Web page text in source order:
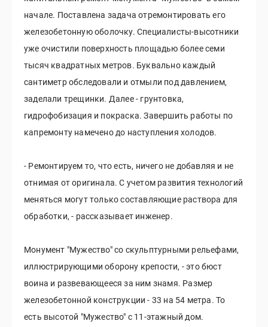
начале. Поставлена задача отремонтировать его
железобетонную оболочку. Специалисты-высотники
уже очистили поверхность площадью более семи
тысяч квадратных метров. Буквально каждый
сантиметр обследовали и отмыли под давлением,
заделали трещинки. Далее - грунтовка,
гидрофобизация и покраска. Завершить работы по
капремонту намечено до наступления холодов.
- Ремонтируем то, что есть, ничего не добавляя и не
отнимая от оригинала. С учетом развития технологий
меняться могут только составляющие раствора для
обработки, - рассказывает инженер.
Монумент "Мужество" со скульптурными рельефами,
иллюстрирующими оборону крепости, - это бюст
воина и развевающееся за ним знамя. Размер
железобетонной конструкции - 33 на 54 метра. То
есть высотой "Мужество" с 11-этажный дом.